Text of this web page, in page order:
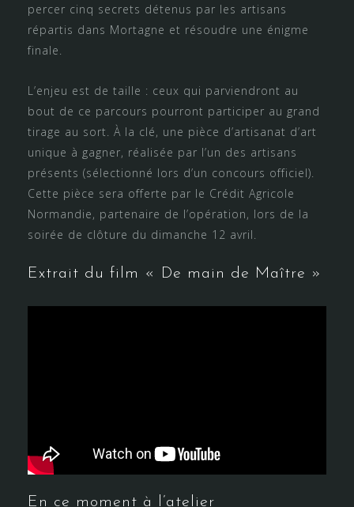
percer cinq secrets détenus par les artisans
répartis dans Mortagne et résoudre une énigme
finale.
L’enjeu est de taille : ceux qui parviendront au
bout de ce parcours pourront participer au grand
tirage au sort. À la clé, une pièce d’artisanat d’art
unique à gagner, réalisée par l’un des artisans
présents (sélectionné lors d’un concours officiel).
Cette pièce sera offerte par le Crédit Agricole
Normandie, partenaire de l’opération, lors de la
soirée de clôture du dimanche 12 avril.
Extrait du film « De main de Maître »
En ce moment à l’atelier